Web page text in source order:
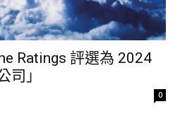
Ratings 評選為 2024
司」
0